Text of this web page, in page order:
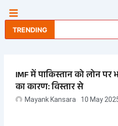
contentTRENDING
IMF में पाकिस्तान को लोन पर
का कारण: विस्तार से
Mayank Kansara 10 May